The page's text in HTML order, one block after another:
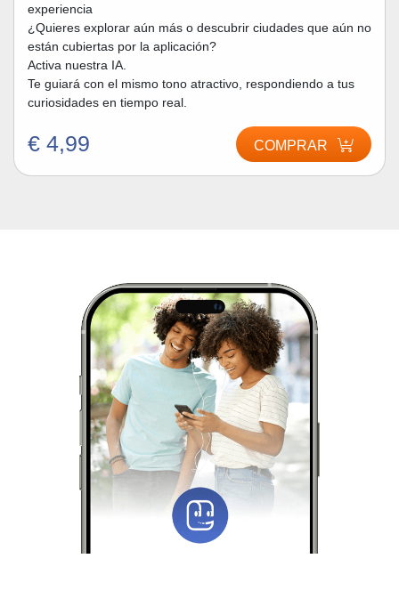
experiencia
¿Quieres explorar aún más o descubrir ciudades que aún no
están cubiertas por la aplicación?
Activa nuestra IA.
Te guiará con el mismo tono atractivo, respondiendo a tus
curiosidades en tiempo real.
€ 4,99 COMPRAR